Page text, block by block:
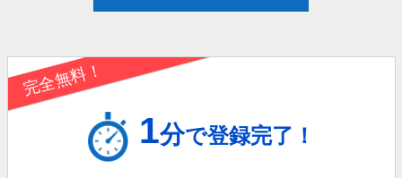
完全無料！
1分で登録完了！